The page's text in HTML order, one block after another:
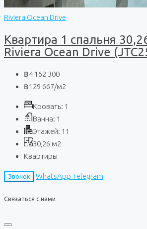
Riviera Ocean Drive
Квартира 1 спальня
Riviera Ocean Drive
฿4 162 300
฿129 667/м2
Кровать: 1
Ванна: 1
Этажей: 11
30,26 м2
Квартиры
Звонок WhatsApp Telegram
Связаться с нами